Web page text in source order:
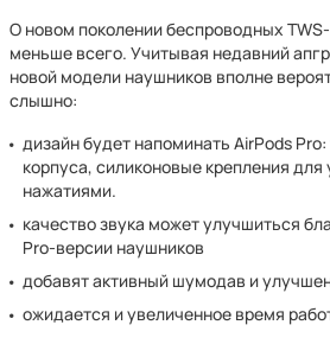
О новом поколении беспроводных
меньше всего. Учитывая недавний
новой модели наушников вполне
слышно:
дизайн будет напоминать AirPods
корпуса, силиконовые крепления
нажатиями.
качество звука может улучшиться
Pro-версии наушников
добавят активный шумодав и
ожидается и увеличенное время